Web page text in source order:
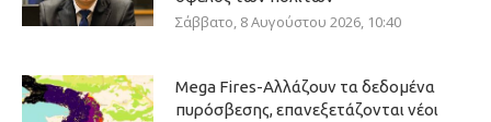
Σάββατο, 8 Αυγούστου 2026, 10:40
Mega Fires-Αλλάζουν τα δεδομένα
πυρόσβεσης, επανεξετάζονται νέοι